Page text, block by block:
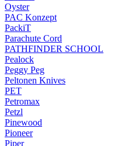
Oyster
PAC Konzept
PackiT
Parachute Cord
PATHFINDER SCHOOL
Pealock
Peggy Peg
Peltonen Knives
PET
Petromax
Petzl
Pinewood
Pioneer
Piper